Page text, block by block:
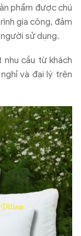
phẩm được chú
gia công, đảm
sử dụng.
nhu cầu từ khách
và đại lý trên